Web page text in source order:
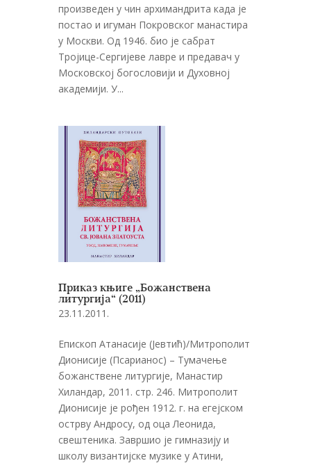
произведен у чин архимандрита када је
постао и игуман Покровског манастира
у Москви. Од 1946. био је сабрат
Тројице-Сергијеве лавре и предавач у
Московској богословији и Духовној
академији. У...
Приказ књиге „Божанствена
литургија“ (2011)
23.11.2011.
Епископ Атанасије (Јевтић)/Митрополит
Дионисије (Псарианос) – Тумачење
божанствене литургије, Манастир
Хиландар, 2011. стр. 246. Митрополит
Дионисије је рођен 1912. г. на егејском
острву Андросу, од оца Леонида,
свештеника. Завршио је гимназију и
школу византијске музике у Атини,